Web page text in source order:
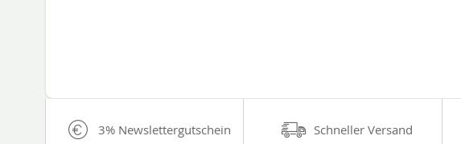
3% Newslettergutschein Schneller Versand